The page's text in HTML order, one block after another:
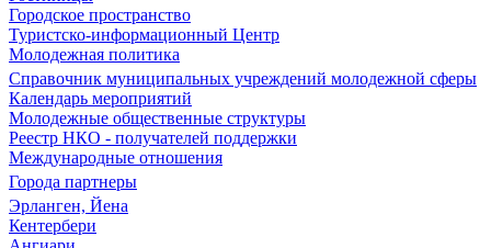
Городское пространство
Туристско-информационный Центр
Молодежная политика
Справочник муниципальных учреждений молодежной сферы
Календарь мероприятий
Молодежные общественные структуры
Реестр НКО - получателей поддержки
Международные отношения
Города партнеры
Эрланген, Йена
Кентербери